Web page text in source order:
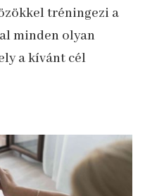
tréningezi a
minden olyan
a kívánt cél